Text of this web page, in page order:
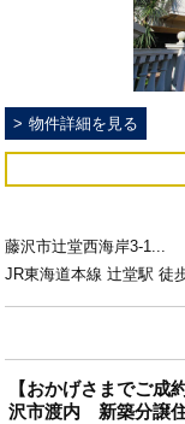
物件詳細を見る
藤沢市辻堂西海岸3-1...
JR東海道本線 辻堂駅 徒
【おかげさまでご
沢市渡内 新築分譲